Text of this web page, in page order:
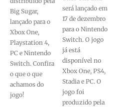
Big Sugar,
lançado para o
Xbox One,
Playstation 4,
PC e Nintendo
Switch. Confira
o que o que
achamos do
jogo!
será lançado em
17 de dezembro
para o Nintendo
Switch. O jogo
já está
disponível no
Xbox One, PS4,
Stadia e PC. O
jogo foi
produzido pela